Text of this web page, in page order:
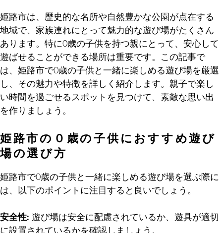
姫路市は、歴史的な名所や自然豊かな公園が点在する
地域で、家族連れにとって魅力的な遊び場がたくさん
あります。特に0歳の子供を持つ親にとって、安心して
遊ばせることができる場所は重要です。この記事で
は、姫路市で0歳の子供と一緒に楽しめる遊び場を厳選
し、その魅力や特徴を詳しく紹介します。親子で楽し
い時間を過ごせるスポットを見つけて、素敵な思い出
を作りましょう。
姫路市の０歳の子供におすすめ遊び
場の選び方
姫路市で0歳の子供と一緒に楽しめる遊び場を選ぶ際に
は、以下のポイントに注目すると良いでしょう。
安全性: 遊び場は安全に配慮されているか、遊具が適切
に設置されているかを確認しましょう。